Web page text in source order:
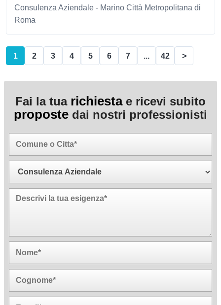
Consulenza Aziendale - Marino Città Metropolitana di
Roma
1 2 3 4 5 6 7 ... 42 >
Fai la tua richiestae ricevi subito
proposte dai nostri professionisti